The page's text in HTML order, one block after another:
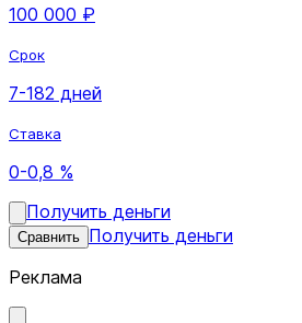
100 000 ₽
Срок
7-182 дней
Ставка
0-0,8 %
Получить деньги
Сравнить Получить деньги
Реклама